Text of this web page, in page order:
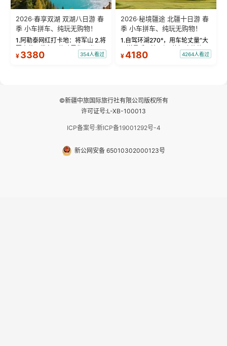
2026·春享双湖 双湖八日游 春
季 小车拼车、纯玩无购物！
1.阿勒泰网红打卡地：将军山 2.将
军山落日缆车，体验雪都风光 3.
将军山，夕阳派对，蹦迪party 4.
¥ 3380 354人看过
2026·秘境疆途 北疆十日游 春
季 小车拼车、纯玩无购物！
1.自驾环湖270°，用车轮丈量“大
西洋最后一滴眼泪”的极致蔚蓝，
让雪山、花海与深邃湖水在转弯
¥4180 4264人看过
©新疆中旅国际旅行社有限公司版权所有
许可证号:L-XB-100013
ICP备案号:新ICP备19001292号-4
新公网安备 65010302000123号